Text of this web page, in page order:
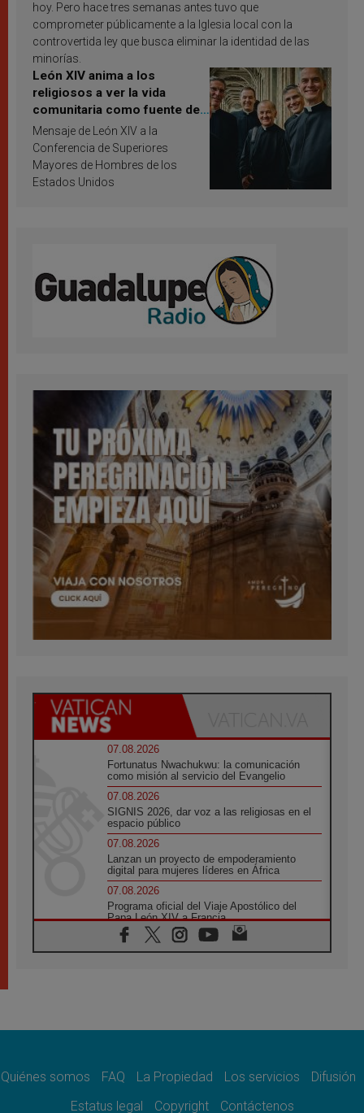
hoy. Pero hace tres semanas antes tuvo que
comprometer públicamente a la Iglesia local con la
controvertida ley que busca eliminar la identidad de las
minorías.
León XIV anima a los
religiosos a ver la vida
comunitaria como fuente de
inspiración y santificación
Mensaje de León XIV a la
Conferencia de Superiores
Mayores de Hombres de los
Estados Unidos
07.08.2026
Fortunatus Nwachukwu: la comunicación
como misión al servicio del Evangelio
07.08.2026
SIGNIS 2026, dar voz a las religiosas en el
espacio público
07.08.2026
Lanzan un proyecto de empoderamiento
digital para mujeres líderes en África
07.08.2026
Programa oficial del Viaje Apostólico del
Papa León XIV a Francia
07.08.2026
Obispos de Ecuador: El bien de las familias
06.08.2026
06.08.2026
minuto
Quiénes somos FAQ La Propiedad Los servicios
Difusión
Estatus legal
Copyright Contáctenos